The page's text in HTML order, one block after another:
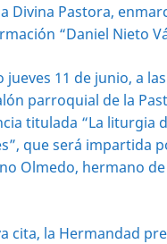
Divina Pastora,
“Daniel Nieto
jueves 11 de junio, a
parroquial de la
titulada “La liturgia
que será impartida
Olmedo, hermano de
cita, la Hermandad